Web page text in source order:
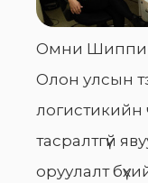
Омни
Олон улсын
логистикийн
тасралтгүй
оруулалт